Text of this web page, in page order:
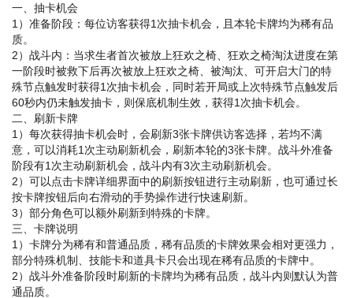
一、抽卡机会
1）准备阶段：每位访客获得1次抽卡机会，且本轮卡牌均为稀有品
质。
2）战斗内：当求生者首次被放上狂欢之椅、狂欢之椅淘汰进度在第
一阶段时被救下后再次被放上狂欢之椅、被淘汰、可开启大门的特
殊节点触发时获得1次抽卡机会，同时若开局或上次特殊节点触发后
60秒内仍未触发抽卡，则保底机制生效，获得1次抽卡机会。
二、刷新卡牌
1）每次获得抽卡机会时，会刷新3张卡牌供访客选择，若均不满
意，可以消耗1次主动刷新机会，刷新本轮的3张卡牌。战斗外准备
阶段有1次主动刷新机会，战斗内有3次主动刷新机会。
2）可以点击卡牌详细界面中的刷新按钮进行主动刷新，也可通过长
按卡牌按钮后向右滑动的手势操作进行快速刷新。
3）部分角色可以额外刷新到特殊的卡牌。
三、卡牌说明
1）卡牌分为稀有和普通品质，稀有品质的卡牌效果会相对更强力，
部分特殊机制、技能卡和道具卡只会出现在稀有品质的卡牌中。
2）战斗外准备阶段时刷新的卡牌均为稀有品质，战斗内则默认为普
通品质。